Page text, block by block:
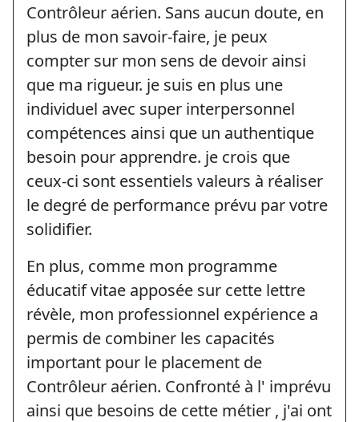
Contrôleur aérien. Sans aucun doute, en
plus de mon savoir-faire, je peux
compter sur mon sens de devoir ainsi
que ma rigueur. je suis en plus une
individuel avec super interpersonnel
compétences ainsi que un authentique
besoin pour apprendre. je crois que
ceux-ci sont essentiels valeurs à réaliser
le degré de performance prévu par votre
solidifier.
En plus, comme mon programme
éducatif vitae apposée sur cette lettre
révèle, mon professionnel expérience a
permis de combiner les capacités
important pour le placement de
Contrôleur aérien. Confronté à l' imprévu
ainsi que besoins de cette métier , j'ai ont